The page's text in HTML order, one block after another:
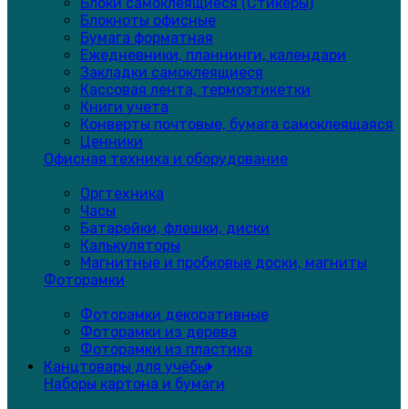
Блокноты офисные
Бумага форматная
Ежедневники, планнинги, календари
Закладки самоклеящиеся
Кассовая лента, термоэтикетки
Книги учета
Конверты почтовые, бумага самоклеящаяся
Ценники
Офисная техника и оборудование
Оргтехника
Часы
Батарейки, флешки, диски
Калькуляторы
Магнитные и пробковые доски, магниты
Фоторамки
Фоторамки декоративные
Фоторамки из дерева
Фоторамки из пластика
Канцтовары для учёбы
Наборы картона и бумаги